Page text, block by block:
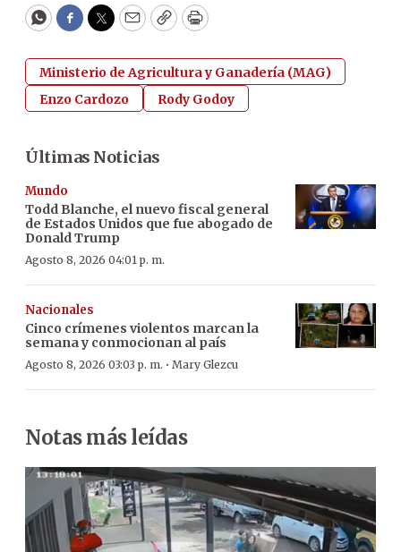
WhatsApp
Facebook
Twitter
EmailCopyPrint
Ministerio de Agricultura y Ganadería (MAG)
Enzo Cardozo
Rody Godoy
Últimas Noticias
Mundo
Todd Blanche, el nuevo fiscal general
de Estados Unidos que fue abogado de
Donald Trump
Agosto 8, 2026 04:01 p. m.
Nacionales
Cinco crímenes violentos marcan la
semana y conmocionan al país
Agosto 8, 2026 03:03 p. m. · Mary Glezcu
Notas más leídas